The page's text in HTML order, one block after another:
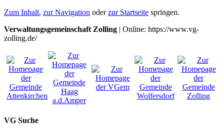
Zum Inhalt, zur Navigation oderzur Startseite springen.
Verwaltungsgemeinschaft Zolling | Online: https://www.vg-
zolling.de/
VG Suche